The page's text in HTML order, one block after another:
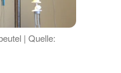
| Quelle: